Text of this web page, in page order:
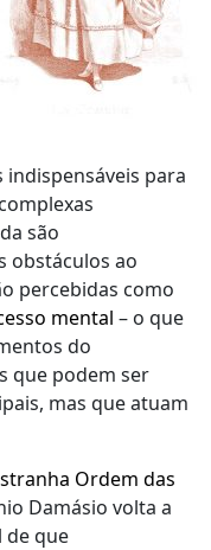
para
são
obstáculos ao
percebidas como
mental – o que
do
que podem ser
mas que atuam
Ordem das
Damásio volta a
de que